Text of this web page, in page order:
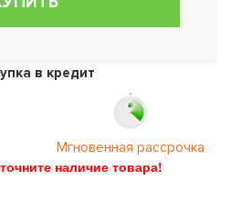
в кредит
Мгновенная рассрочка
наличие товара!